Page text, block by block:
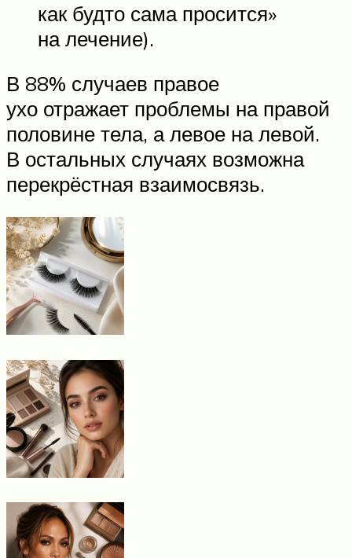
как будто сама просится»
на лечение).
В 88% случаев правое
ухо отражает проблемы на правой
половине тела, а левое на левой.
В остальных случаях возможна
перекрёстная взаимосвязь.